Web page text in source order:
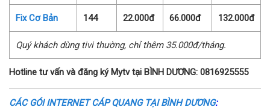
Fix Cơ Bản 144 22.000đ 66.000đ 132.000đ
Quý khách dùng tivi thường, chỉ thêm 35.000đ/tháng.
Hotline tư vấn và đăng ký Mytv tại BÌNH DƯƠNG: 0816925555
CÁC GÓI INTERNET CÁP QUANG TẠI BÌNH DƯƠNG: